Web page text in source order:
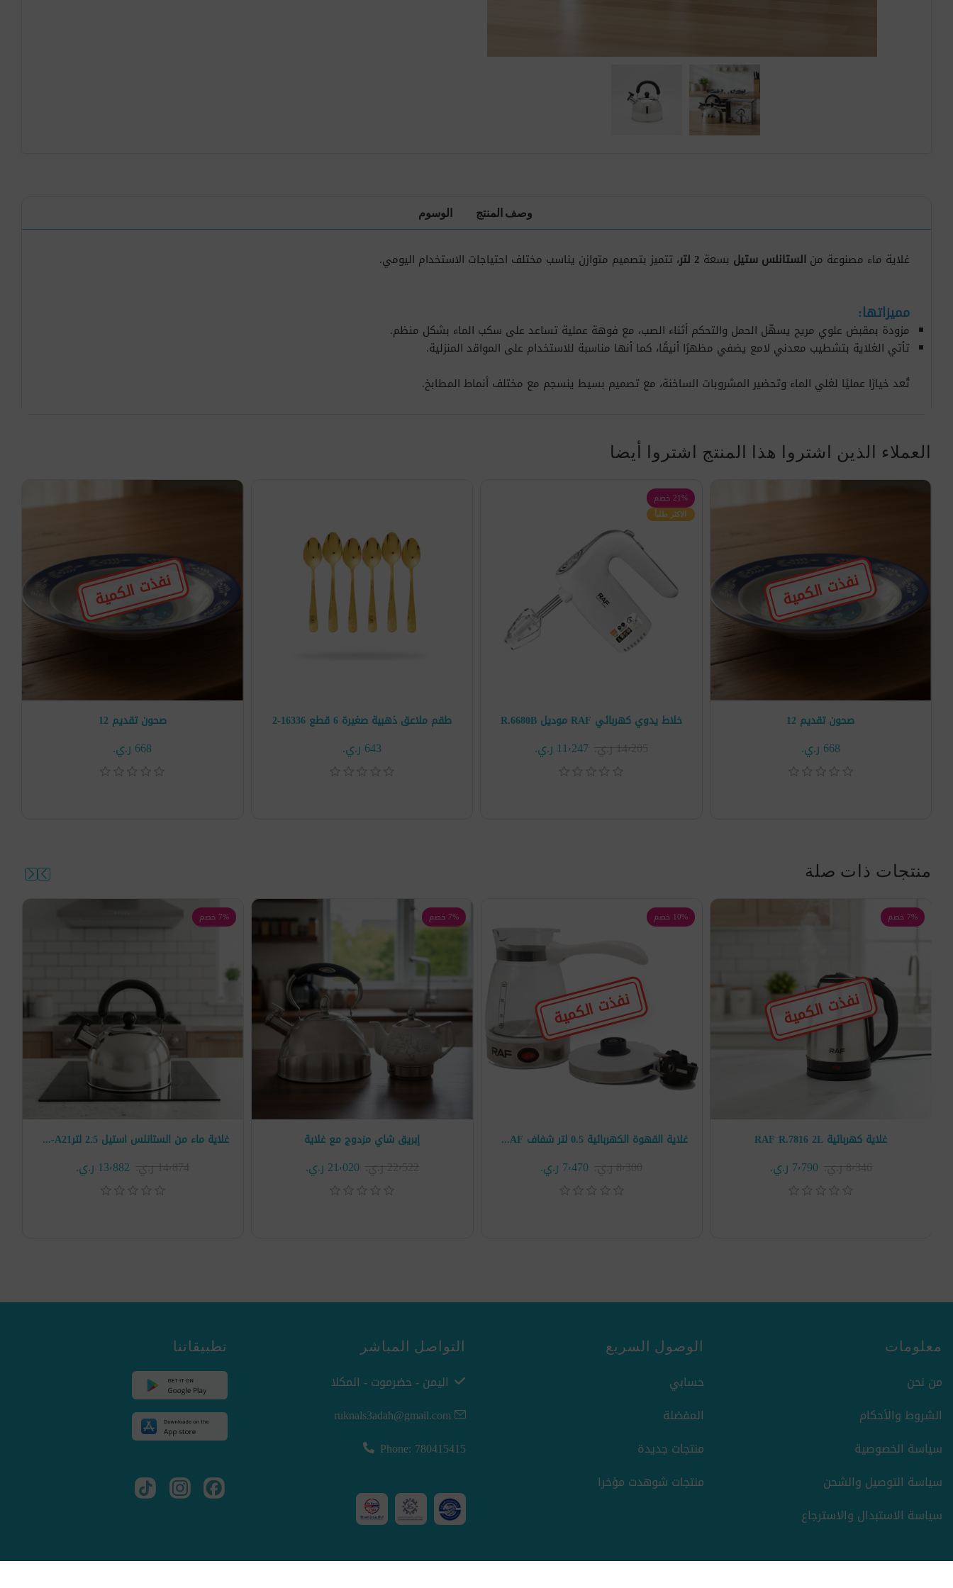
وصف المنتج الوسوم
غلاية ماء مصنوعة من الستانلس ستيل بسعة 2 لتر ، تتميز بتصميم متوازن يناسب مختلف احتياجات الاستخدام اليومي.
مميزاتها:
مزودة بمقبض علوي مريح يسهّل الحمل والتحكم أثناء الصب، مع فوهة عملية تساعد على سكب الماء بشكل منظم.
تأتي الغلاية بتشطيب معدني لامع يضفي مظهرًا أنيقًا، كما أنها مناسبة للاستخدام على المواقد المنزلية.
تُعد خيارًا عمليًا لغلي الماء وتحضير المشروبات الساخنة، مع تصميم بسيط ينسجم مع مختلف أنماط المطابخ.
العملاء الذين اشتروا هذا المنتج اشتروا أيضا
نفذت الكمية
صحون تقديم 12
668 ر.ي.‏
طقم ملاعق ذهبية صغيرة 6 قطع 16336-2
643 ر.ي.‏
خلاط يدوي كهربائي RAF موديل R.6680B
21% خصم
الاكثر طلباً
14٬205 ر.ي.‏ 11٬247 ر.ي.‏
نفذت الكمية
صحون تقديم 12
668 ر.ي.‏
منتجات ذات صلة
غلاية ماء من الستانلس استيل 2.5 لتر2.5L-A21
7% خصم
14٬874 ر.ي.‏ 13٬882 ر.ي.‏
إبريق شاي مزدوج مع غلاية
7% خصم
22٬522 ر.ي.‏ 21٬020 ر.ي.‏
نفذت الكمية
غلاية القهوة الكهربائية 0.5 لتر شفاف RAF موديل R.125
10% خصم
8٬300 ر.ي.‏ 7٬470 ر.ي.‏
نفذت الكمية
غلاية كهربائية RAF R.7816 2L
7% خصم
8٬346 ر.ي.‏ 7٬790 ر.ي.‏
معلومات
من نحن
الشروط والأحكام
سياسة الخصوصية
سياسة التوصيل والشحن
سياسة الاستبدال والاسترجاع
الوصول السريع
حسابي
المفضلة
منتجات جديدة
منتجات شوهدت مؤخرا
التواصل المباشر
اليمن - حضرموت - المكلا
ruknals3adah@gmail.com
Phone: 780415415
تطبيقاتنا